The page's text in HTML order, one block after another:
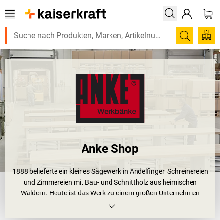
Suchen
Anke Shop
1888 belieferte ein kleines Sägewerk in Andelfingen Schreinereien
und Zimmereien mit Bau- und Schnittholz aus heimischen
Wäldern. Heute ist das Werk zu einem großen Unternehmen
herangewachsen, das innovative Produkte aus Buchenholz und